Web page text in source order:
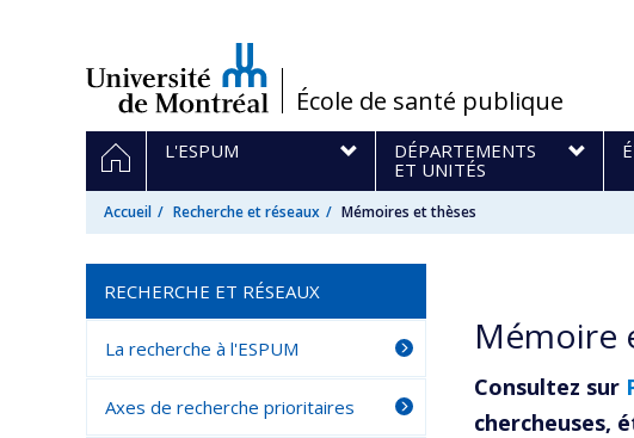
/École de santé publique
Navigation
principale
ACCUEIL
L'ESPUM
DÉPARTEMENTS
ET UNITÉS
Accueil Recherche et réseaux Mémoires et thèses
Mémoire
Consultez sur
chercheuses,
RECHERCHE ET RÉSEAUX
La recherche à l'ESPUM
Axes de recherche prioritaires